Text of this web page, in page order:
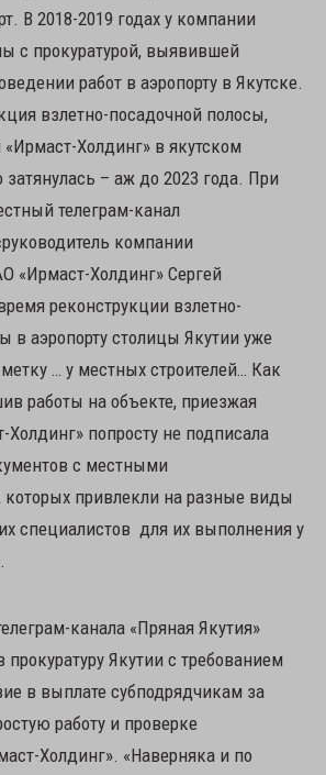
В 2018-2019 годах у компании
с прокуратурой, выявившей
работ в аэропорту в Якутске.
взлетно-посадочной полосы,
Холдинг» в якутском
затянулась – аж до 2023 года. При
телеграм-канал
компании
«Ирмаст-Холдинг» Сергей
реконструкции взлетно-
в аэропорту столицы Якутии уже
… у местных строителей… Как
работы на объекте, приезжая
попросту не подписала
с местными
которых привлекли на разные виды
специалистов для их выполнения у
канала «Пряная Якутия»
Якутии с требованием
в выплате субподрядчикам за
работу и проверке
Холдинг». «Наверняка и по